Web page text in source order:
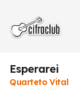
Esperarei
Quarteto Vital